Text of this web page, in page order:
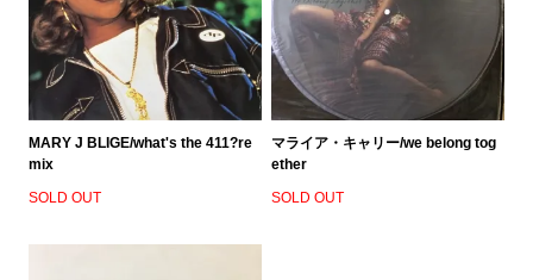
MARY J BLIGE/what's the 411?re
mix
SOLD OUT
マライア・キャリー/we belong tog
ether
SOLD OUT